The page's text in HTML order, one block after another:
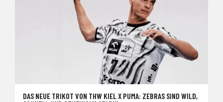
DAS NEUE TRIKOT VON THW KIEL X PUMA: ZEBRAS SIND WILD,